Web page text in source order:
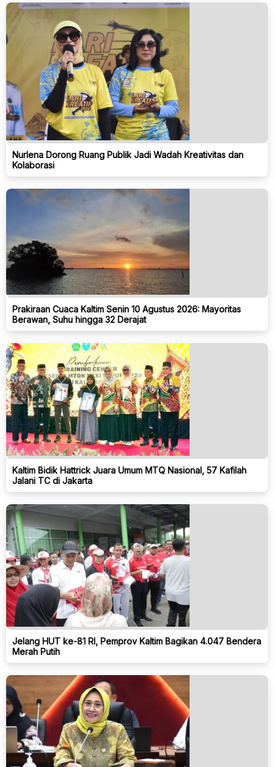
Nurlena Dorong Ruang Publik Jadi Wadah Kreativitas dan
Kolaborasi
Prakiraan Cuaca Kaltim Senin 10 Agustus 2026: Mayoritas
Berawan, Suhu hingga 32 Derajat
Kaltim Bidik Hattrick Juara Umum MTQ Nasional, 57 Kafilah
Jalani TC di Jakarta
Jelang HUT ke-81 RI, Pemprov Kaltim Bagikan 4.047 Bendera
Merah Putih